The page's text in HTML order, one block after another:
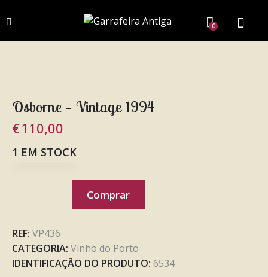
0
Osborne – Vintage 1994
€110,00
1 EM STOCK
Comprar
REF: VP436
CATEGORIA: Vinho do Porto
IDENTIFICAÇÃO DO PRODUTO: 6534